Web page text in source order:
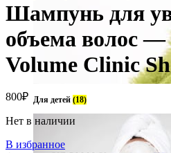
Для детей (18)
Шампунь для
объема волос —
Volume Clinic
800₽
Нет в наличии
В избранное